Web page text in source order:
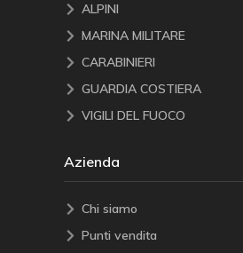
ALPINI
MARINA MILITARE
CARABINIERI
GUARDIA COSTIERA
VIGILI DEL FUOCO
Azienda
Chi siamo
Punti vendita